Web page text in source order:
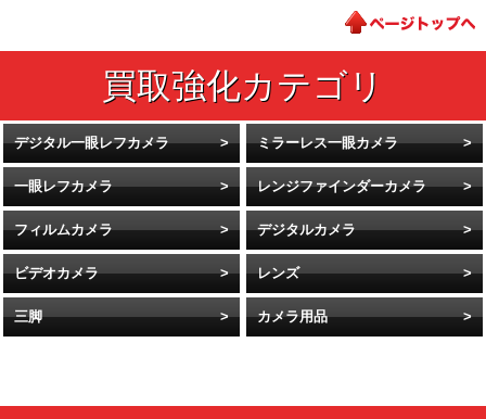
デジタル一眼レフカメラ ミラーレス一眼カメラ
一眼レフカメラ レンジファインダーカメラ
フィルムカメラ デジタルカメラ
ビデオカメラ レンズ
三脚 カメラ用品